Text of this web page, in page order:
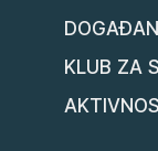
KLUB ZA